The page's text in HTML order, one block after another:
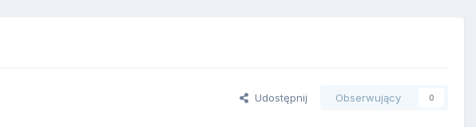
Udostępnij Obserwujący 0